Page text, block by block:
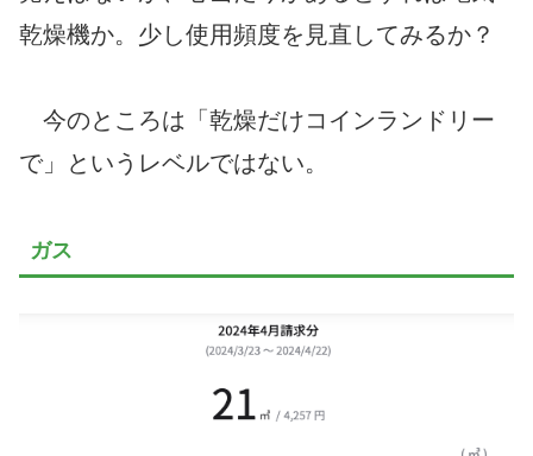
乾燥機か。少し使用頻度を見直してみるか？
今のところは「乾燥だけコインランドリー
で」というレベルではない。
ガス